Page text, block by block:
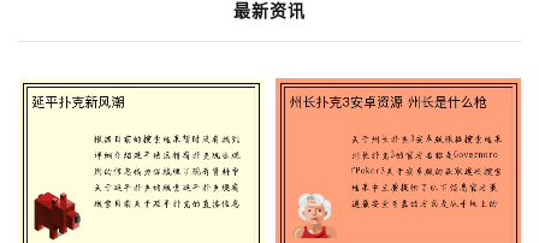
最新资讯